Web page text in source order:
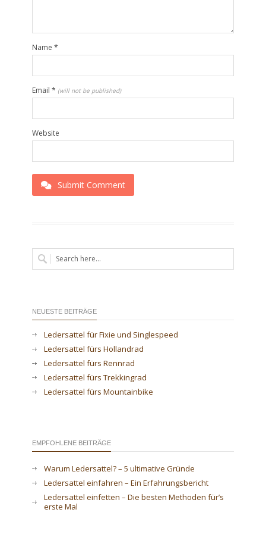
Name *
Email * (will not be published)
Website
Submit Comment
NEUESTE BEITRÄGE
Ledersattel für Fixie und Singlespeed
Ledersattel fürs Hollandrad
Ledersattel fürs Rennrad
Ledersattel fürs Trekkingrad
Ledersattel fürs Mountainbike
EMPFOHLENE BEITRÄGE
Warum Ledersattel? – 5 ultimative Gründe
Ledersattel einfahren – Ein Erfahrungsbericht
Ledersattel einfetten – Die besten Methoden für’s
erste Mal